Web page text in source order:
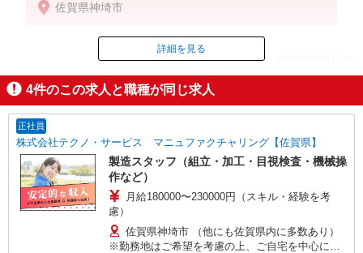
佐賀県神埼市
ID：AE0515274241
掲載期間終了
詳細を見る
4件のこの求人と職種が同じ求人
正社員
株式会社テクノ・サービス マニュファクチャリング【佐賀県】
製造スタッフ（組立・加工・目視検査・機械操
作など）
月給180000〜230000円（スキル・経験を考
慮）
佐賀県神埼市 （他にも佐賀県内に多数あり）
※勤務地はご希望を考慮の上、ご自宅を中心に通